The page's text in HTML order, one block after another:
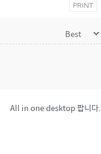
PRINT
All in one desktop 팝니다.